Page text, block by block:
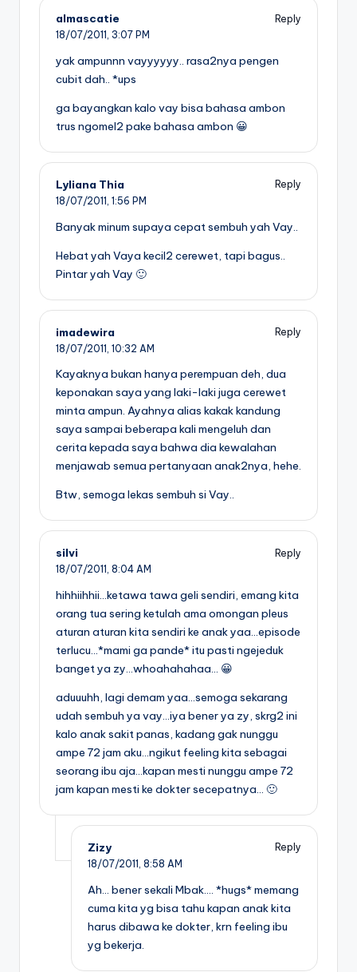
almascatie
Reply
18/07/2011, 3:07 PM
yak ampunnn vayyyyyy.. rasa2nya pengen
cubit dah.. *ups
ga bayangkan kalo vay bisa bahasa ambon
trus ngomel2 pake bahasa ambon 😀
Lyliana Thia
Reply
18/07/2011, 1:56 PM
Banyak minum supaya cepat sembuh yah Vay..
Hebat yah Vaya kecil2 cerewet, tapi bagus..
Pintar yah Vay 🙂
imadewira
Reply
18/07/2011, 10:32 AM
Kayaknya bukan hanya perempuan deh, dua
keponakan saya yang laki-laki juga cerewet
minta ampun. Ayahnya alias kakak kandung
saya sampai beberapa kali mengeluh dan
cerita kepada saya bahwa dia kewalahan
menjawab semua pertanyaan anak2nya, hehe.
Btw, semoga lekas sembuh si Vay..
silvi
Reply
18/07/2011, 8:04 AM
hihhiihhii…ketawa tawa geli sendiri, emang kita
orang tua sering ketulah ama omongan pleus
aturan aturan kita sendiri ke anak yaa…episode
terlucu…*mami ga pande* itu pasti ngejeduk
banget ya zy…whoahahahaa… 😀
aduuuhh, lagi demam yaa…semoga sekarang
udah sembuh ya vay…iya bener ya zy, skrg2 ini
kalo anak sakit panas, kadang gak nunggu
ampe 72 jam aku…ngikut feeling kita sebagai
seorang ibu aja…kapan mesti nunggu ampe 72
jam kapan mesti ke dokter secepatnya… 🙂
Zizy
Reply
18/07/2011, 8:58 AM
Ah… bener sekali Mbak…. *hugs* memang
cuma kita yg bisa tahu kapan anak kita
harus dibawa ke dokter, krn feeling ibu
yg bekerja.